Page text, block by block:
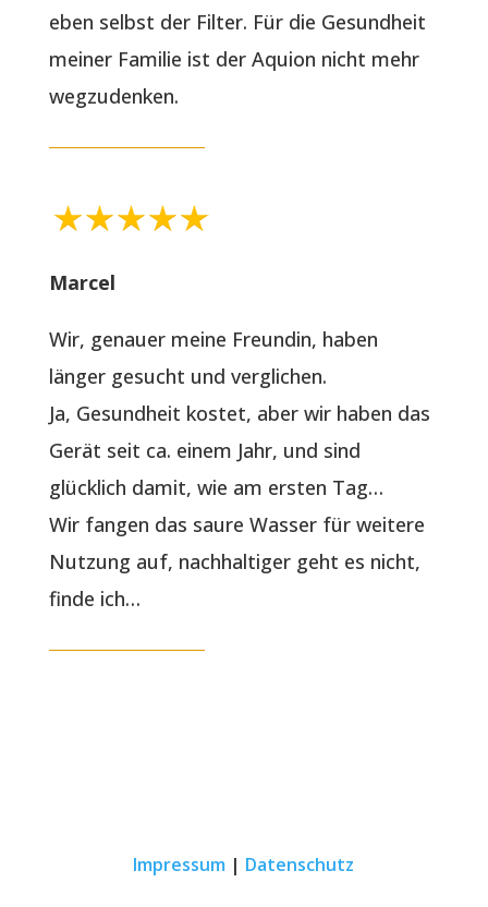
eben selbst der Filter. Für die Gesundheit
meiner Familie ist der Aquion nicht mehr
wegzudenken.
Marcel
Wir, genauer meine Freundin, haben
länger gesucht und verglichen.
Ja, Gesundheit kostet, aber wir haben das
Gerät seit ca. einem Jahr, und sind
glücklich damit, wie am ersten Tag…
Wir fangen das saure Wasser für weitere
Nutzung auf, nachhaltiger geht es nicht,
finde ich…
Impressum | Datenschutz